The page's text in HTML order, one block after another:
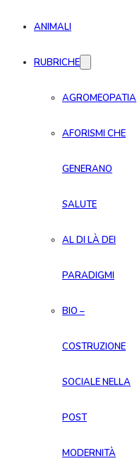
ANIMALI
RUBRICHE
AGROMEOPATIA
AFORISMI CHE
GENERANO
SALUTE
AL DI LÀ DEI
PARADIGMI
BIO –
COSTRUZIONE
SOCIALE NELLA
POST
MODERNITÀ